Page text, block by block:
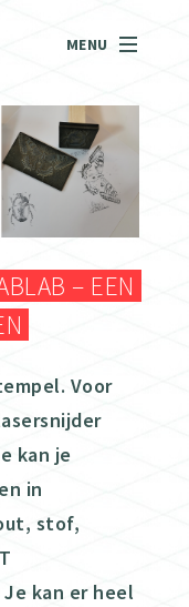
MENU
– EEN
Voor
kan je
in
stof,
kan er heel